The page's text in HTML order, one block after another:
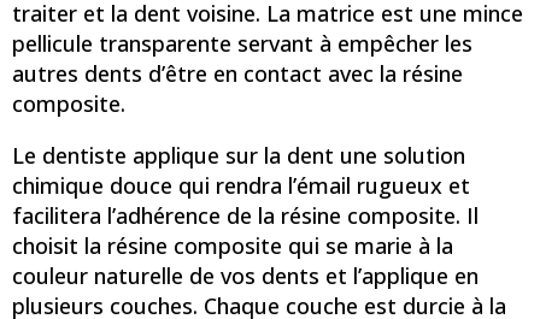
traiter et la dent voisine. La matrice est une mince
pellicule transparente servant à empêcher les
autres dents d’être en contact avec la résine
composite.
Le dentiste applique sur la dent une solution
chimique douce qui rendra l’émail rugueux et
facilitera l’adhérence de la résine composite. Il
choisit la résine composite qui se marie à la
couleur naturelle de vos dents et l’applique en
plusieurs couches. Chaque couche est durcie à la